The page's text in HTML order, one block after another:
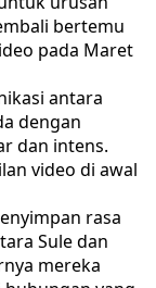
bertemu
pada Maret
antara
dengan
dan intens.
video di awal
rasa
Sule dan
mereka